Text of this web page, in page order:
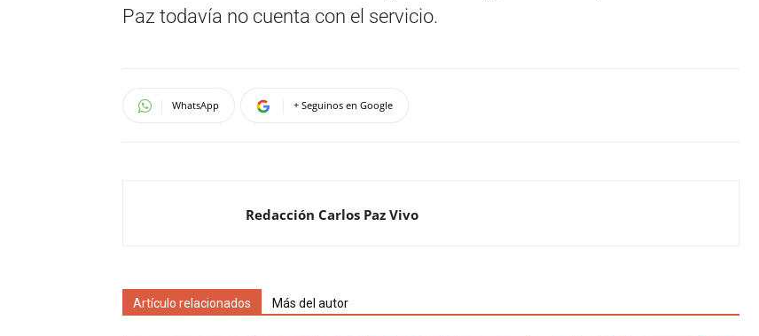
Paz todavía no cuenta con el servicio.
WhatsApp + Seguinos en Google
Redacción Carlos Paz Vivo
Artículo relacionados Más del autor